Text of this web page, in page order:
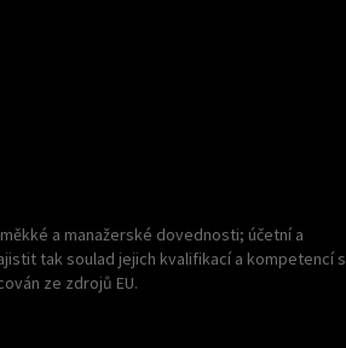
a manažerské dovednosti; účetní a
tak soulad jejich kvalifikací a kompetencí s
ze zdrojů EU.